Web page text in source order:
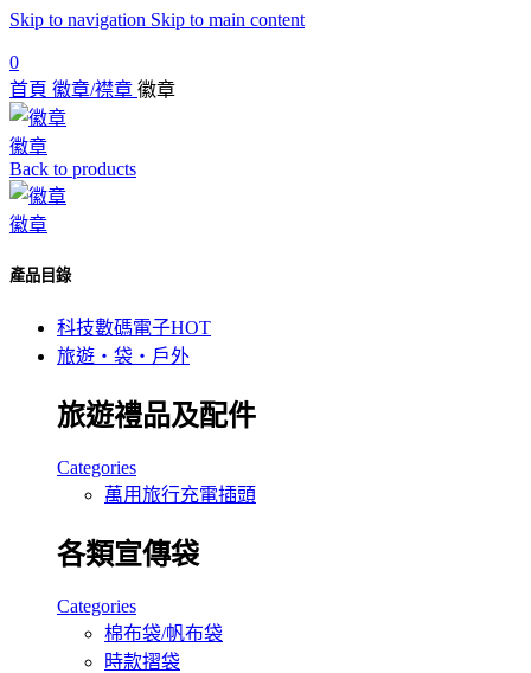
Skip to navigation Skip to main content
0
首頁 徽章/襟章 徽章
徽章
Back to products
徽章
產品目錄
科技數碼電子HOT
旅遊‧袋‧戶外
旅遊禮品及配件
Categories
萬用旅行充電插頭
各類宣傳袋
Categories
棉布袋/帆布袋
時款摺袋